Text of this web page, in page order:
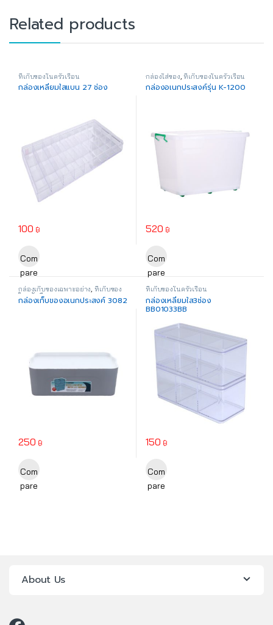
Related products
ที่เก็บของในครัวเรือน
กล่องเหลี่ยมใสแบน 27 ช่อง
100 ฿
Com
pare
กล่องใส่ของ ,ที่เก็บของในครัวเรือน
กล่องอเนกประสงค์รุ่น K-1200
520 ฿
Com
pare
กล่องเก็บของเฉพาะอย่าง,ที่เก็บของ
ในครัวเรือน
กล่องเก็บของอเนกประสงค์ 3082
250 ฿
Com
pare
ที่เก็บของในครัวเรือน
กล่องเหลี่ยมใส3ช่อง
BB01033BB
150 ฿
Com
pare
About Us